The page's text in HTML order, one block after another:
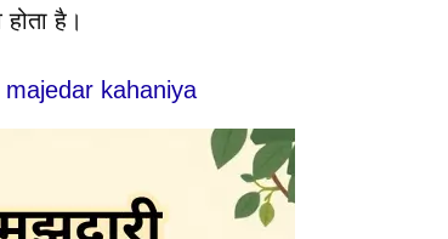
है।
majedar kahaniya